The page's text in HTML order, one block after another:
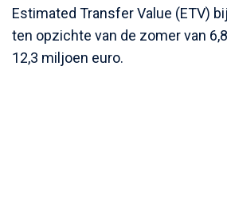
Estimated Transfer Value (ETV)
ten opzichte van de zomer van
12,3 miljoen euro.